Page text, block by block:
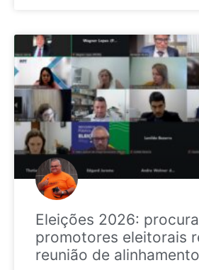
Eleições 2026:
promotores eleitorais
reunião de